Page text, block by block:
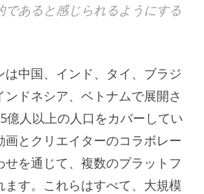
であると感じられるようにする
は中国、インド、タイ、ブラジ
ンドネシア、ベトナムで展開さ
億人以上の人口をカバーしてい
画とクリエイターのコラボレー
せを通じて、複数のプラットフ
ます。これらはすべて、大規模